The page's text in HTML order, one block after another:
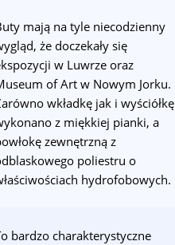
mają na tyle niecodzienny
że doczekały się
w Luwrze oraz
of Art w Nowym Jorku.
wkładkę jak i wyściółkę
z miękkiej pianki, a
zewnętrzną z
poliestru o
hydrofobowych.
bardzo charakterystyczne